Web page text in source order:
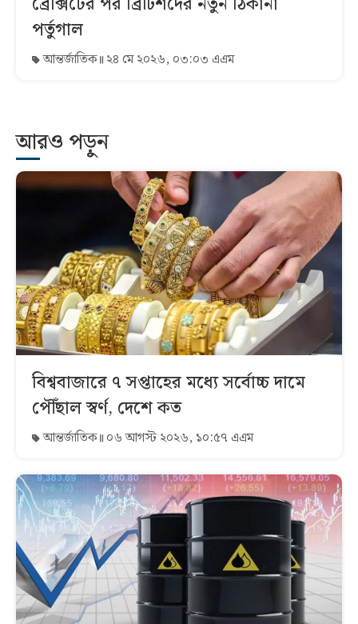
পর্তুগাল
আন্তর্জাতিক ২৪ মে ২০২৬, ০৩:০৩ এএম
আরও পড়ুন
বিশ্ববাজারে ৭ সপ্তাহের মধ্যে সর্বোচ্চ দামে
পৌঁছাল স্বর্ণ, দেশে কত
আন্তর্জাতিক ০৬ আগস্ট ২০২৬, ১০:৫৭ এএম